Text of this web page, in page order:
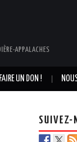
APPALACHES
FAIRE UN DON !
SUIVEZ-